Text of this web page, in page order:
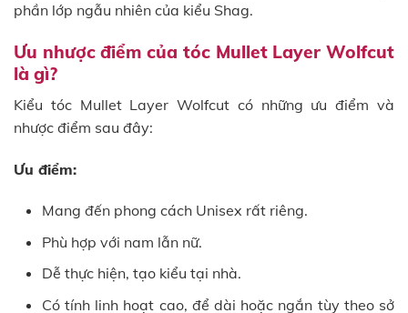
phần lớp ngẫu nhiên của kiểu Shag.
Ưu nhược điểm của tóc Mullet Layer Wolfcut
là gì?
Kiểu tóc Mullet Layer Wolfcut có những ưu điểm và
nhược điểm sau đây:
Ưu điểm:
Mang đến phong cách Unisex rất riêng.
Phù hợp với nam lẫn nữ.
Dễ thực hiện, tạo kiểu tại nhà.
Có tính linh hoạt cao, để dài hoặc ngắn tùy theo sở